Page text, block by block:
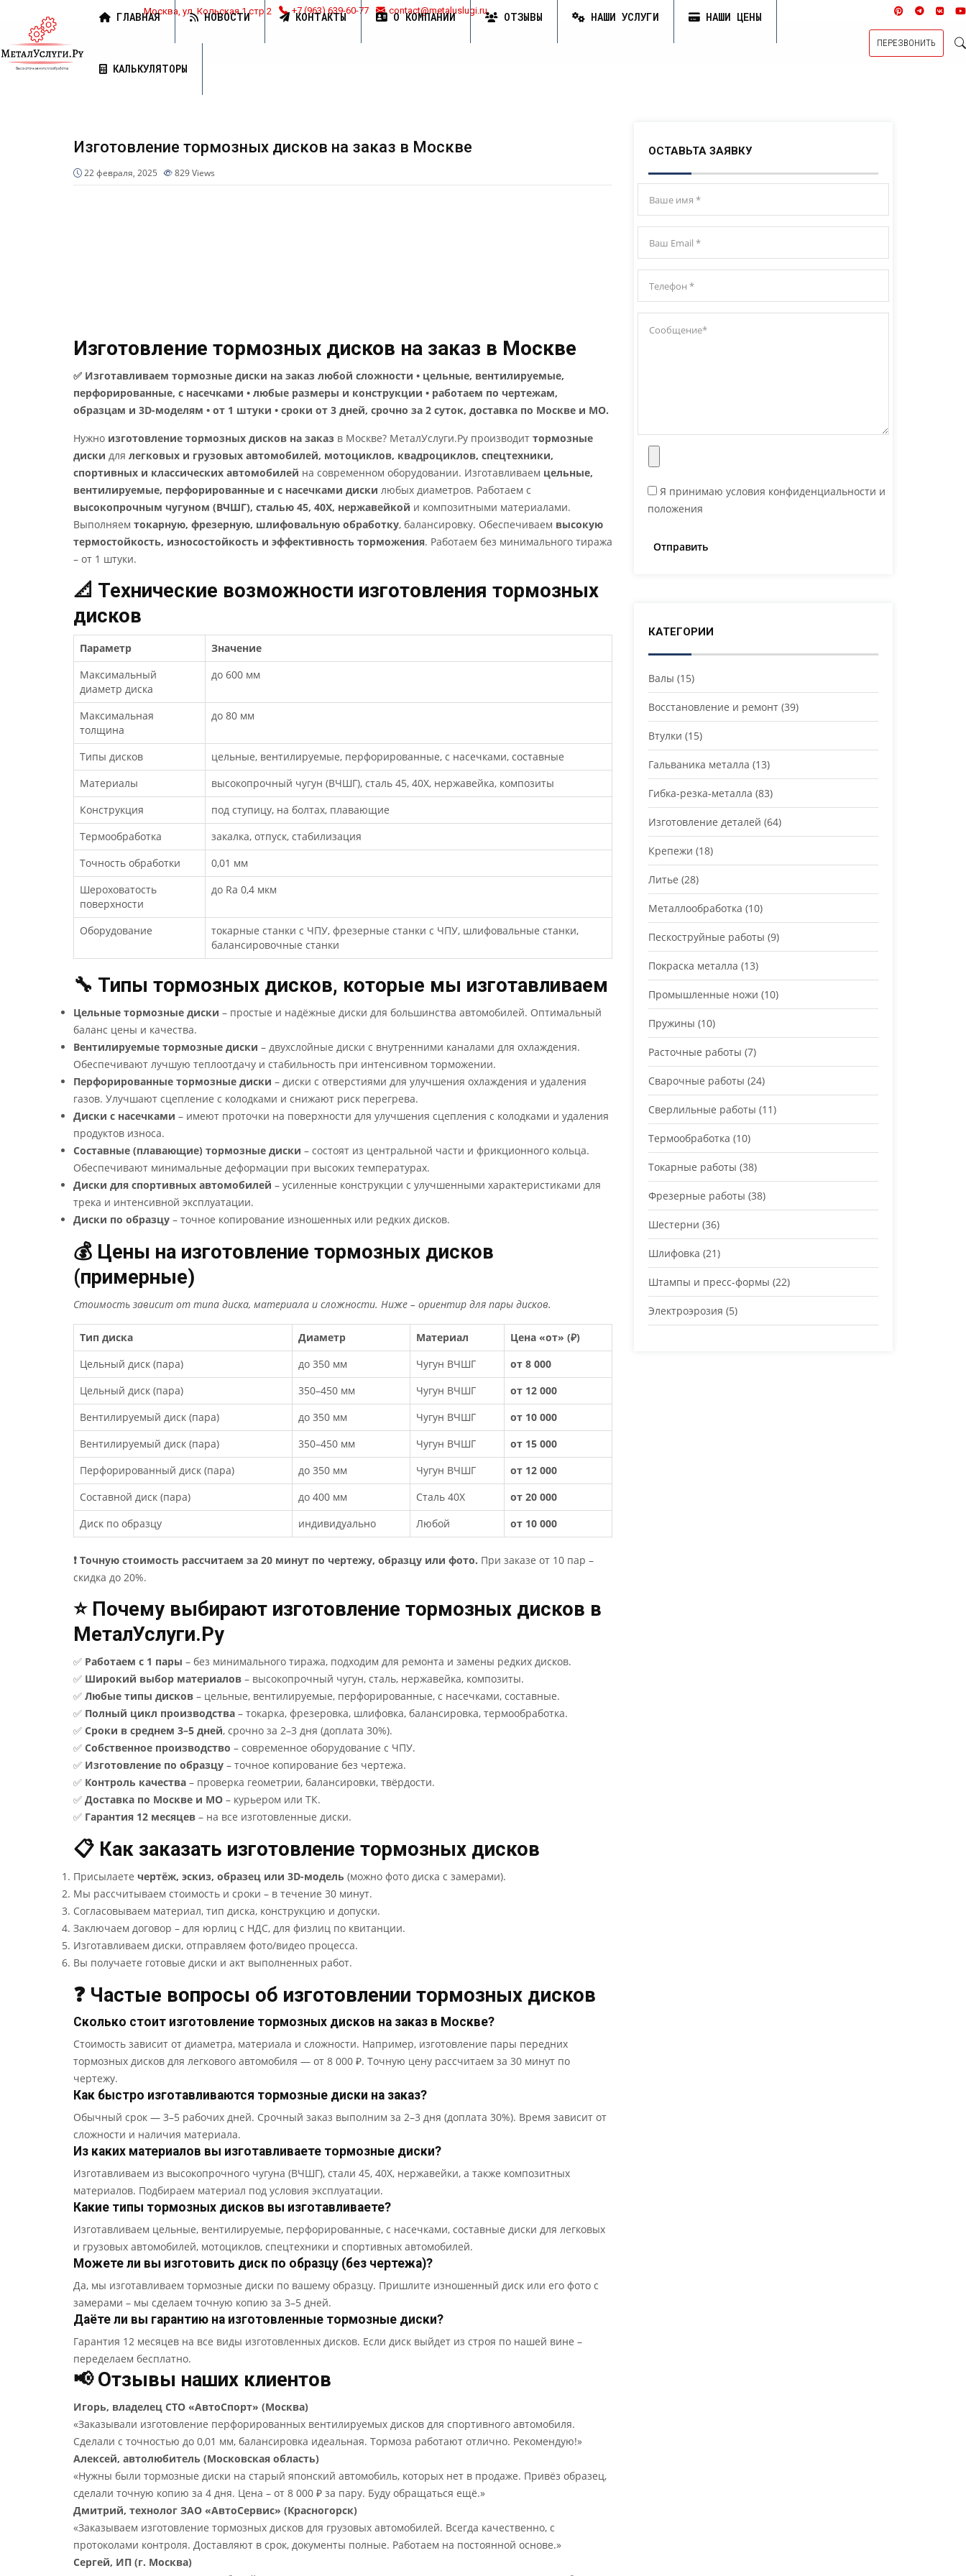
Москва, ул. Кольская 1 стр 2 +7 (963) 639-60-77 contact@metaluslugi.ru
ГЛАВНАЯ НОВОСТИ КОНТАКТЫ О КОМПАНИИ ОТЗЫВЫ НАШИ УСЛУГИ НАШИ ЦЕНЫ
КАЛЬКУЛЯТОРЫ
ПЕРЕЗВОНИТЬ
Изготовление тормозных дисков на заказ в Москве
22 февраля, 2025 829Views
Изготовление тормозных дисков на заказ в Москве
✅ Изготавливаем тормозные диски на заказ любой сложности • цельные, вентилируемые,
перфорированные, с насечками • любые размеры и конструкции • работаем по чертежам,
образцам и 3D-моделям • от 1 штуки • сроки от 3 дней, срочно за 2 суток, доставка по Москве и МО.
Нужно изготовление тормозных дисков на заказ в Москве? МеталУслуги.Ру производит тормозные
диски для легковых и грузовых автомобилей, мотоциклов, квадроциклов, спецтехники,
спортивных и классических автомобилей на современном оборудовании. Изготавливаем цельные,
вентилируемые, перфорированные и с насечками диски любых диаметров. Работаем с
высокопрочным чугуном (ВЧШГ), сталью 45, 40Х, нержавейкой и композитными материалами.
Выполняем токарную, фрезерную, шлифовальную обработку, балансировку. Обеспечиваем высокую
термостойкость, износостойкость и эффективность торможения. Работаем без минимального тиража
– от 1 штуки.
📐 Технические возможности изготовления тормозных
дисков
Параметр
Значение
Максимальный
диаметр диска
до 600 мм
Максимальная
толщина
до 80 мм
Типы дисков
цельные, вентилируемые, перфорированные, с насечками, составные
Материалы
высокопрочный чугун (ВЧШГ), сталь 45, 40Х, нержавейка, композиты
Конструкция
под ступицу, на болтах, плавающие
Термообработка
закалка, отпуск, стабилизация
Точность обработки
0,01 мм
Шероховатость
поверхности
до Ra 0,4 мкм
Оборудование
токарные станки с ЧПУ, фрезерные станки с ЧПУ, шлифовальные станки,
балансировочные станки
🔧 Типы тормозных дисков, которые мы изготавливаем
Цельные тормозные диски – простые и надёжные диски для большинства автомобилей. Оптимальный
баланс цены и качества.
Вентилируемые тормозные диски – двухслойные диски с внутренними каналами для охлаждения.
Обеспечивают лучшую теплоотдачу и стабильность при интенсивном торможении.
Перфорированные тормозные диски – диски с отверстиями для улучшения охлаждения и удаления
газов. Улучшают сцепление с колодками и снижают риск перегрева.
Диски с насечками – имеют проточки на поверхности для улучшения сцепления с колодками и удаления
продуктов износа.
Составные (плавающие) тормозные диски – состоят из центральной части и фрикционного кольца.
Обеспечивают минимальные деформации при высоких температурах.
Диски для спортивных автомобилей – усиленные конструкции с улучшенными характеристиками для
трека и интенсивной эксплуатации.
Диски по образцу – точное копирование изношенных или редких дисков.
💰 Цены на изготовление тормозных дисков
(примерные)
Стоимость зависит от типа диска, материала и сложности. Ниже – ориентир для пары дисков.
Тип диска Диаметр Материал
Цена «от» (₽)
Цельный диск (пара)
до 350 мм Чугун ВЧШГ
от 8 000
Цельный диск (пара)
350–450 мм Чугун ВЧШГ
от 12 000
Вентилируемый диск (пара)
до 350 мм Чугун ВЧШГ
от 10 000
Вентилируемый диск (пара)
350–450 мм Чугун ВЧШГ
от 15 000
Перфорированный диск (пара)
до 350 мм Чугун ВЧШГ
от 12 000
Составной диск (пара)
до 400 мм Сталь 40Х
от 20 000
Диск по образцу
индивидуально Любой от 10 000
❗ Точную стоимость рассчитаем за 20 минут по чертежу, образцу или фото. При заказе от 10 пар –
скидка до 20%.
⭐ Почему выбирают изготовление тормозных дисков в
МеталУслуги.Ру
✅ Работаем с 1 пары – без минимального тиража, подходим для ремонта и замены редких дисков.
✅ Широкий выбор материалов – высокопрочный чугун, сталь, нержавейка, композиты.
✅ Любые типы дисков – цельные, вентилируемые, перфорированные, с насечками, составные.
✅ Полный цикл производства – токарка, фрезеровка, шлифовка, балансировка, термообработка.
✅ Сроки в среднем 3–5 дней, срочно за 2–3 дня (доплата 30%).
✅ Собственное производство – современное оборудование с ЧПУ.
✅ Изготовление по образцу – точное копирование без чертежа.
✅ Контроль качества – проверка геометрии, балансировки, твёрдости.
✅ Доставка по Москве и МО – курьером или ТК.
✅ Гарантия 12 месяцев – на все изготовленные диски.
📋 Как заказать изготовление тормозных дисков
Присылаете чертёж, эскиз, образец или 3D-модель (можно фото диска с замерами).
Мы рассчитываем стоимость и сроки – в течение 30 минут.
Согласовываем материал, тип диска, конструкцию и допуски.
Заключаем договор – для юрлиц с НДС, для физлиц по квитанции.
Изготавливаем диски, отправляем фото/видео процесса.
Вы получаете готовые диски и акт выполненных работ.
❓ Частые вопросы об изготовлении тормозных дисков
Сколько стоит изготовление тормозных дисков на заказ в Москве?
Стоимость зависит от диаметра, материала и сложности. Например, изготовление пары передних
тормозных дисков для легкового автомобиля — от 8 000 ₽. Точную цену рассчитаем за 30 минут по
чертежу.
Как быстро изготавливаются тормозные диски на заказ?
Обычный срок — 3–5 рабочих дней. Срочный заказ выполним за 2–3 дня (доплата 30%). Время зависит от
сложности и наличия материала.
Из каких материалов вы изготавливаете тормозные диски?
Изготавливаем из высокопрочного чугуна (ВЧШГ), стали 45, 40Х, нержавейки, а также композитных
материалов. Подбираем материал под условия эксплуатации.
Какие типы тормозных дисков вы изготавливаете?
Изготавливаем цельные, вентилируемые, перфорированные, с насечками, составные диски для легковых
и грузовых автомобилей, мотоциклов, спецтехники и спортивных автомобилей.
Можете ли вы изготовить диск по образцу (без чертежа)?
Да, мы изготавливаем тормозные диски по вашему образцу. Пришлите изношенный диск или его фото с
замерами – мы сделаем точную копию за 3–5 дней.
Даёте ли вы гарантию на изготовленные тормозные диски?
Гарантия 12 месяцев на все виды изготовленных дисков. Если диск выйдет из строя по нашей вине –
переделаем бесплатно.
📢 Отзывы наших клиентов
Игорь, владелец СТО «АвтоСпорт» (Москва)
«Заказывали изготовление перфорированных вентилируемых дисков для спортивного автомобиля.
Сделали с точностью до 0,01 мм, балансировка идеальная. Тормоза работают отлично. Рекомендую!»
Алексей, автолюбитель (Московская область)
«Нужны были тормозные диски на старый японский автомобиль, которых нет в продаже. Привёз образец,
сделали точную копию за 4 дня. Цена – от 8 000 ₽ за пару. Буду обращаться ещё.»
Дмитрий, технолог ЗАО «АвтоСервис» (Красногорск)
«Заказываем изготовление тормозных дисков для грузовых автомобилей. Всегда качественно, с
протоколами контроля. Доставляют в срок, документы полные. Работаем на постоянной основе.»
Сергей, ИП (г. Москва)
ОСТАВЬТА ЗАЯВКУ
Я принимаю условия конфиденциальности и
положения
КАТЕГОРИИ
Валы (15)
Восстановление и ремонт (39)
Втулки (15)
Гальваника металла (13)
Гибка-резка-металла (83)
Изготовление деталей (64)
Крепежи (18)
Литье (28)
Металлообработка (10)
Пескоструйные работы (9)
Покраска металла (13)
Промышленные ножи (10)
Пружины (10)
Расточные работы (7)
Сварочные работы (24)
Сверлильные работы (11)
Термообработка (10)
Токарные работы (38)
Фрезерные работы (38)
Шестерни (36)
Шлифовка (21)
Штампы и пресс-формы (22)
Электроэрозия (5)